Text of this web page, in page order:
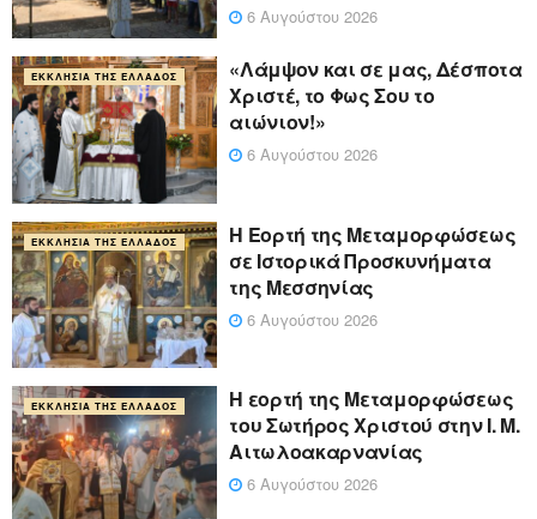
6 Αυγούστου 2026
ΕΚΚΛΗΣΊΑ ΤΗΣ ΕΛΛΆΔΟΣ
«Λάμψον και σε μας, Δέσποτα
Χριστέ, το Φως Σου το
αιώνιον!»
6 Αυγούστου 2026
ΕΚΚΛΗΣΊΑ ΤΗΣ ΕΛΛΆΔΟΣ
Η Εορτή της Μεταμορφώσεως
σε Ιστορικά Προσκυνήματα
της Μεσσηνίας
6 Αυγούστου 2026
ΕΚΚΛΗΣΊΑ ΤΗΣ ΕΛΛΆΔΟΣ
Η εορτή της Μεταμορφώσεως
του Σωτήρος Χριστού στην Ι. Μ.
Αιτωλοακαρνανίας
6 Αυγούστου 2026